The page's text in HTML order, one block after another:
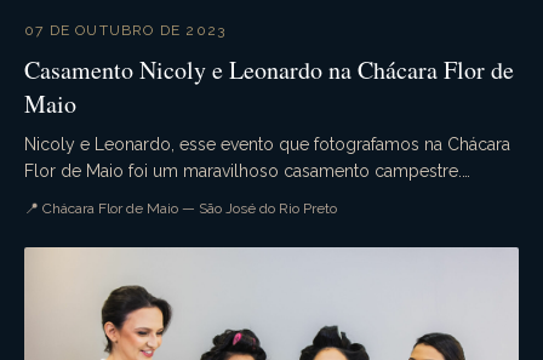
07 DE OUTUBRO DE 2023
Casamento Nicoly e Leonardo na Chácara Flor de
Maio
Nicoly e Leonardo, esse evento que fotografamos na Chácara
Flor de Maio foi um maravilhoso casamento campestre.
📍 Chácara Flor de Maio — São José do Rio Preto